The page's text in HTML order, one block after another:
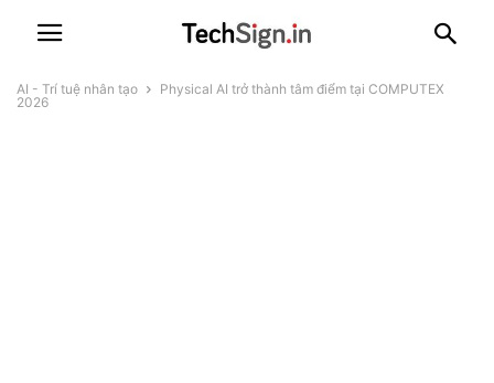
AI - Trí tuệ nhân tạo
Physical AI trở thành tâm điểm tại COMPUTEX
2026